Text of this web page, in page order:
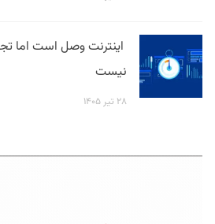
اینترنت وصل است اما
نیست
۲۸ تیر ۱۴۰۵